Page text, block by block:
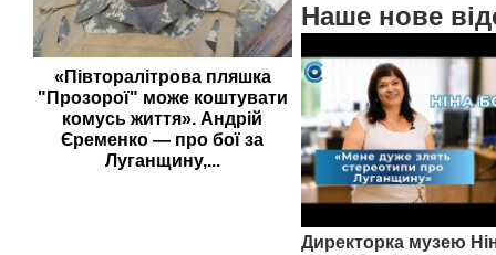
«Півторалітрова пляшка
"Прозорої" може коштувати
комусь життя». Андрій
Єременко — про бої за
Луганщину,...
Наше нове
Директорка музею